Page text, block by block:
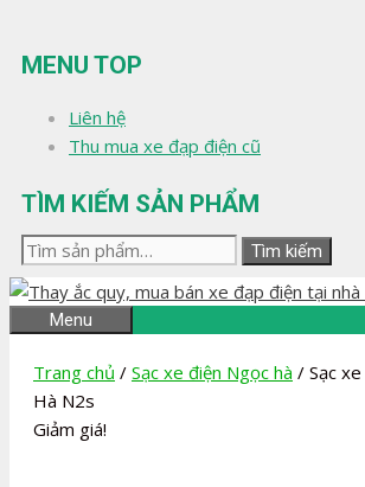
đến
nội
MENU TOP
Liên hệ
Thu mua xe đạp điện cũ
TÌM KIẾM SẢN PHẨM
Tìm
kiếm:
Tìm kiếm
Menu
Trang chủ / Sạc xe điện Ngọc hà / Sạc
Hà N2s
Giảm giá!